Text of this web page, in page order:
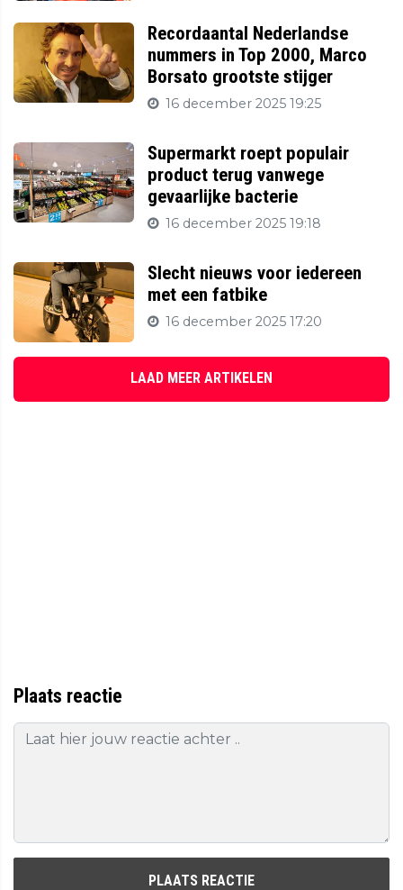
Recordaantal Nederlandse
nummers in Top 2000, Marco
Borsato grootste stijger
16 december 2025 19:25
Supermarkt roept populair
product terug vanwege
gevaarlijke bacterie
16 december 2025 19:18
Slecht nieuws voor iedereen
met een fatbike
16 december 2025 17:20
LAAD MEER ARTIKELEN
Plaats reactie
PLAATS REACTIE